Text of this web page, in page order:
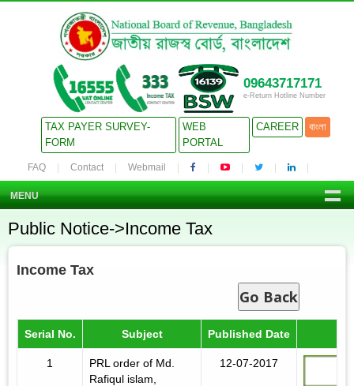
09643717171
e-Return Hotline Number
TAX PAYER SURVEY-
FORM
WEB
PORTAL
CAREER বাংলা
FAQ Contact Webmail
MENU
Public Notice->Income Tax
Income Tax
Go Back
Serial No. Subject Published Date
1
PRL order of Md.
Rafiqul islam,
12-07-2017